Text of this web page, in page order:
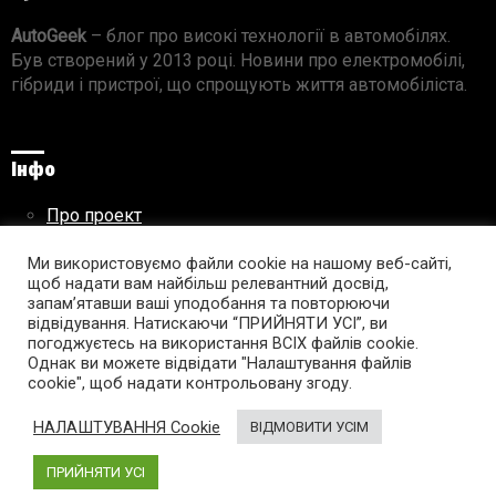
AutoGeek– блог про високі технології в автомобілях.
Був створений у 2013 році. Новини про електромобілі,
гібриди і пристрої, що спрощують життя автомобіліста.
Інфо
Про проект
Правила використання матеріалів
Підпишись на AutoGeek!
facebooktwitter instagramyoutube tumblr linkedin
Ми використовуємо файли cookie на нашому веб-сайті,
щоб надати вам найбільш релевантний досвід,
запам’ятавши ваші уподобання та повторюючи
відвідування. Натискаючи “ПРИЙНЯТИ УСІ”, ви
погоджуєтесь на використання ВСІХ файлів cookie.
Однак ви можете відвідати "Налаштування файлів
cookie", щоб надати контрольовану згоду.
НАЛАШТУВАННЯ Cookie ВІДМОВИТИ УСІМ
ПРИЙНЯТИ УСІ